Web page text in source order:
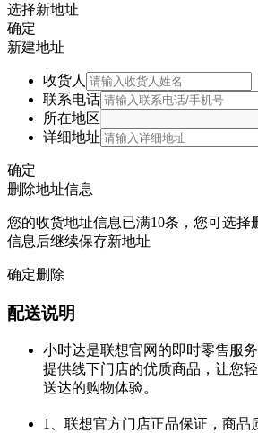
选择新地址
确定
新建地址
收货人
联系电话
所在地区
详细地址
确定
删除地址信息
您的收货地址信息已满10条，您可选择
信息后继续保存新地址
确定删除
配送说明
小时达是联想官网的即时零售服
提供线下门店的优质商品，让您
送达的购物体验。
1、联想官方门店正品保证，商品